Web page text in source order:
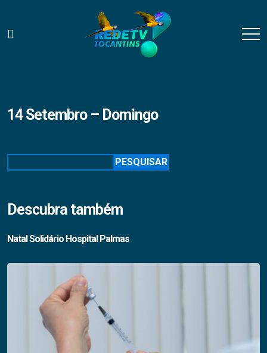
14 Setembro – Domingo
PESQUISAR
Descubra também
Natal Solidário Hospital Palmas